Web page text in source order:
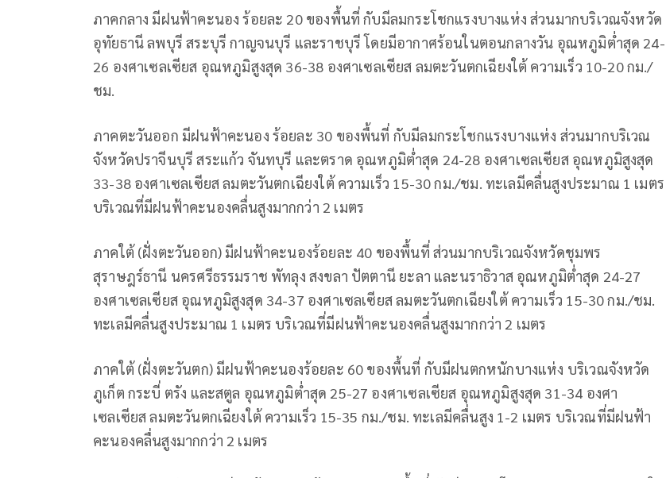
ภาคกลาง มีฝนฟ้าคะนอง ร้อยละ 20 ของพื้นที่ กับมีลมกระโชกแรงบางแห่ง ส่วนมากบริเวณจังหวัด
อุทัยธานี ลพบุรี สระบุรี กาญจนบุรี และราชบุรี โดยมีอากาศร้อนในตอนกลางวัน อุณหภูมิต่ำสุด 24-
26 องศาเซลเซียส อุณหภูมิสูงสุด 36-38 องศาเซลเซียส ลมตะวันตกเฉียงใต้ ความเร็ว 10-20 กม./
ชม.
ภาคตะวันออก มีฝนฟ้าคะนอง ร้อยละ 30 ของพื้นที่ กับมีลมกระโชกแรงบางแห่ง ส่วนมากบริเวณ
จังหวัดปราจีนบุรี สระแก้ว จันทบุรี และตราด อุณหภูมิต่ำสุด 24-28 องศาเซลเซียส อุณหภูมิสูงสุด
33-38 องศาเซลเซียส ลมตะวันตกเฉียงใต้ ความเร็ว 15-30 กม./ชม. ทะเลมีคลื่นสูงประมาณ 1 เมตร
บริเวณที่มีฝนฟ้าคะนองคลื่นสูงมากกว่า 2 เมตร
ภาคใต้ (ฝั่งตะวันออก) มีฝนฟ้าคะนองร้อยละ 40 ของพื้นที่ ส่วนมากบริเวณจังหวัดชุมพร
สุราษฎร์ธานี นครศรีธรรมราช พัทลุง สงขลา ปัตตานี ยะลา และนราธิวาส อุณหภูมิต่ำสุด 24-27
องศาเซลเซียส อุณหภูมิสูงสุด 34-37 องศาเซลเซียส ลมตะวันตกเฉียงใต้ ความเร็ว 15-30 กม./ชม.
ทะเลมีคลื่นสูงประมาณ 1 เมตร บริเวณที่มีฝนฟ้าคะนองคลื่นสูงมากกว่า 2 เมตร
ภาคใต้ (ฝั่งตะวันตก) มีฝนฟ้าคะนองร้อยละ 60 ของพื้นที่ กับมีฝนตกหนักบางแห่ง บริเวณจังหวัด
ภูเก็ต กระบี่ ตรัง และสตูล อุณหภูมิต่ำสุด 25-27 องศาเซลเซียส อุณหภูมิสูงสุด 31-34 องศา
เซลเซียส ลมตะวันตกเฉียงใต้ ความเร็ว 15-35 กม./ชม. ทะเลมีคลื่นสูง 1-2 เมตร บริเวณที่มีฝนฟ้า
คะนองคลื่นสูงมากกว่า 2 เมตร